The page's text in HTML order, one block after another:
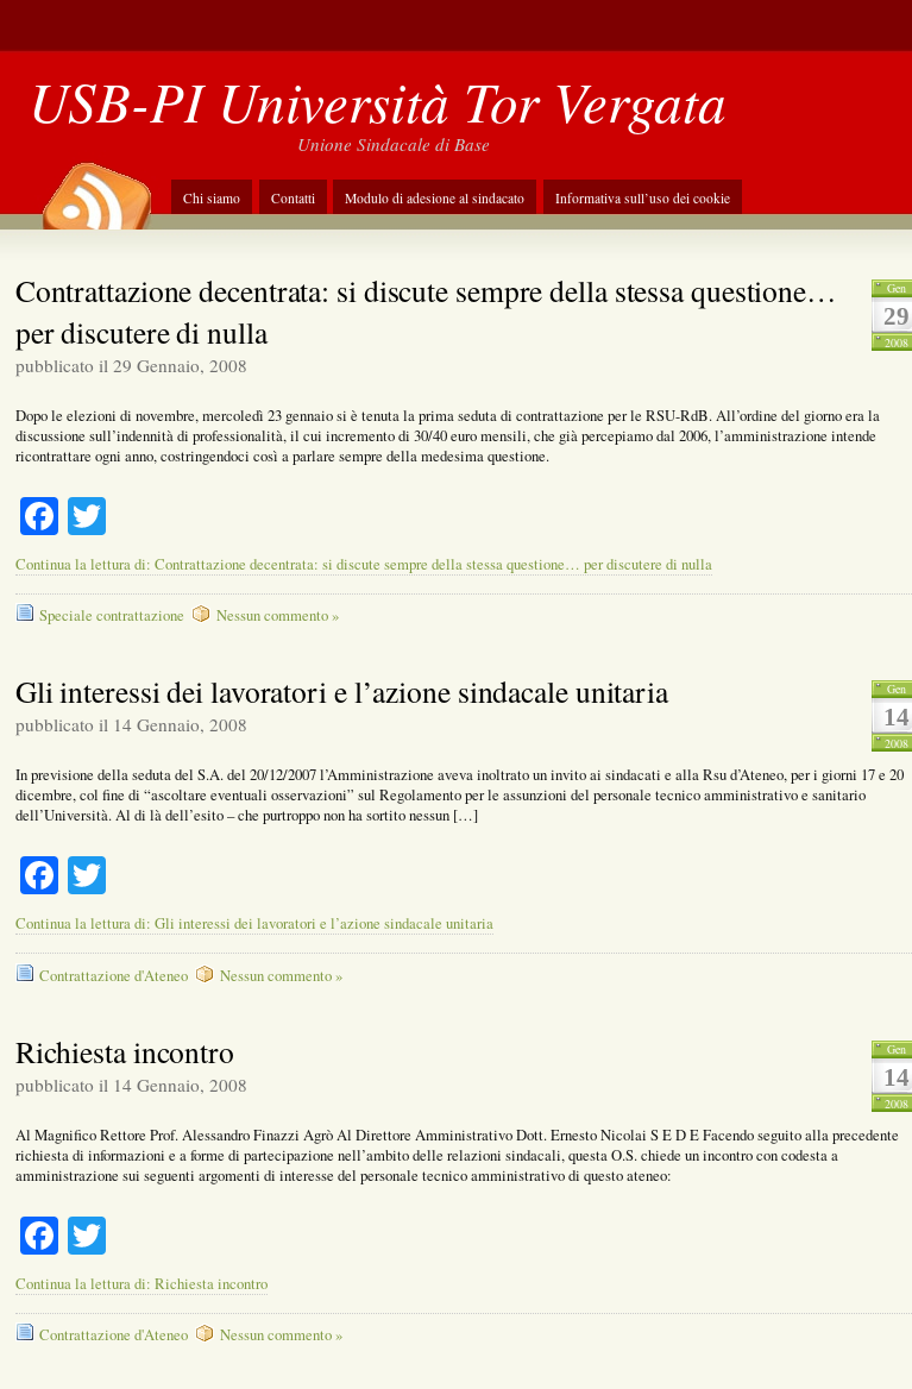
USB-PI Università Tor Vergata
Unione Sindacale di Base
Chi siamo Contatti Modulo di adesione al sindacato Informativa sull’uso dei cookie
Gen
29
2008
Contrattazione decentrata: si discute sempre della stessa questione…
per discutere di nulla
pubblicato il 29 Gennaio, 2008
Dopo le elezioni di novembre, mercoledì 23 gennaio si è tenuta la prima seduta di contrattazione per le RSU-RdB. All’ordine del giorno era la
discussione sull’indennità di professionalità, il cui incremento di 30/40 euro mensili, che già percepiamo dal 2006, l’amministrazione intende
ricontrattare ogni anno, costringendoci così a parlare sempre della medesima questione.
Facebook
Twitter
Continua la lettura di: Contrattazione decentrata: si discute sempre della stessa questione… per discutere di nulla
Speciale contrattazione Nessun commento »
Gen
14
2008
Gli interessi dei lavoratori e l’azione sindacale unitaria
pubblicato il 14 Gennaio, 2008
In previsione della seduta del S.A. del 20/12/2007 l’Amministrazione aveva inoltrato un invito ai sindacati e alla Rsu d’Ateneo, per i giorni 17 e 20
dicembre, col fine di “ascoltare eventuali osservazioni” sul Regolamento per le assunzioni del personale tecnico amministrativo e sanitario
dell’Università. Al di là dell’esito – che purtroppo non ha sortito nessun […]
Facebook
Twitter
Continua la lettura di: Gli interessi dei lavoratori e l’azione sindacale unitaria
Contrattazione d'Ateneo Nessun commento »
Gen
14
2008
Richiesta incontro
pubblicato il 14 Gennaio, 2008
Al Magnifico Rettore Prof. Alessandro Finazzi Agrò Al Direttore Amministrativo Dott. Ernesto Nicolai S E D E Facendo seguito alla precedente
richiesta di informazioni e a forme di partecipazione nell’ambito delle relazioni sindacali, questa O.S. chiede un incontro con codesta a
amministrazione sui seguenti argomenti di interesse del personale tecnico amministrativo di questo ateneo:
Facebook
Twitter
Continua la lettura di: Richiesta incontro
Contrattazione d'Ateneo Nessun commento »